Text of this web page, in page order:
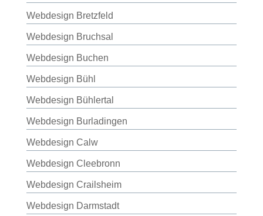
Webdesign Bretzfeld
Webdesign Bruchsal
Webdesign Buchen
Webdesign Bühl
Webdesign Bühlertal
Webdesign Burladingen
Webdesign Calw
Webdesign Cleebronn
Webdesign Crailsheim
Webdesign Darmstadt